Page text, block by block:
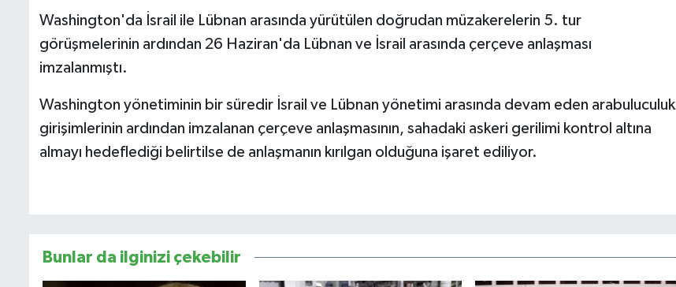
Washington'da İsrail ile Lübnan arasında yürütülen doğrudan müzakerelerin 5. tur
görüşmelerinin ardından 26 Haziran'da Lübnan ve İsrail arasında çerçeve anlaşması
imzalanmıştı.
Washington yönetiminin bir süredir İsrail ve Lübnan yönetimi arasında devam eden arabuluculuk
girişimlerinin ardından imzalanan çerçeve anlaşmasının, sahadaki askeri gerilimi kontrol altına
almayı hedeflediği belirtilse de anlaşmanın kırılgan olduğuna işaret ediliyor.
Bunlar da ilginizi çekebilir